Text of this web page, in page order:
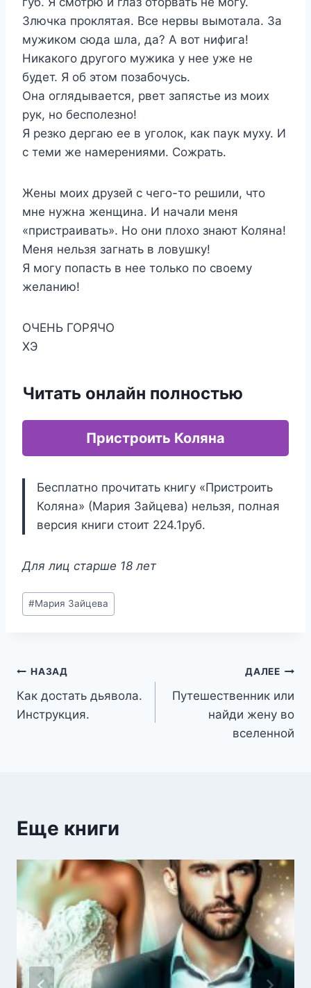
Злючка проклятая. Все нервы вымотала. За
мужиком сюда шла, да? А вот нифига!
Никакого другого мужика у нее уже не
будет. Я об этом позабочусь.
Она оглядывается, рвет запястье из моих
рук, но бесполезно!
Я резко дергаю ее в уголок, как паук муху. И
с теми же намерениями. Сожрать.
Жены моих друзей с чего-то решили, что
мне нужна женщина. И начали меня
«пристраивать». Но они плохо знают Коляна!
Меня нельзя загнать в ловушку!
Я могу попасть в нее только по своему
желанию!
ОЧЕНЬ ГОРЯЧО
ХЭ
Читать онлайн полностью
Пристроить Коляна
Бесплатно прочитать книгу «Пристроить
Коляна» (Мария Зайцева) нельзя, полная
версия книги стоит 224.1руб.
Для лиц старше 18 лет
Метки
записи:
#Мария Зайцева
Навигация
по
НАЗАД
Как достать дьявола.
Инструкция.
ДАЛЕЕ
Путешественник или
найди жену во
вселенной
Еще книги